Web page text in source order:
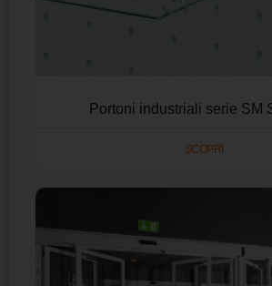
Portoni industriali serie SM
SCOPRI